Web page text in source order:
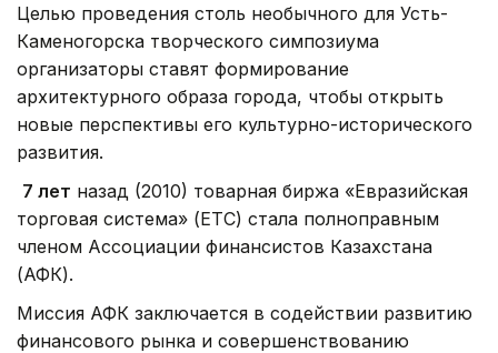
Целью проведения столь необычного для Усть-
Каменогорска творческого симпозиума
организаторы ставят формирование
архитектурного образа города, чтобы открыть
новые перспективы его культурно-исторического
развития.
7 лет назад (2010) товарная биржа «Евразийская
торговая система» (ЕТС) стала полноправным
членом Ассоциации финансистов Казахстана
(АФК).
Миссия АФК заключается в содействии развитию
финансового рынка и совершенствованию